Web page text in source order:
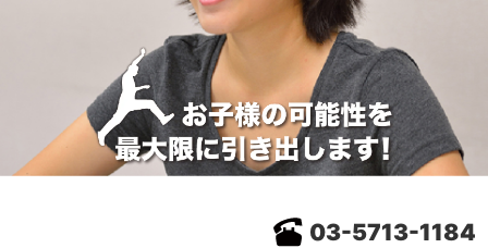
03-5713-1184